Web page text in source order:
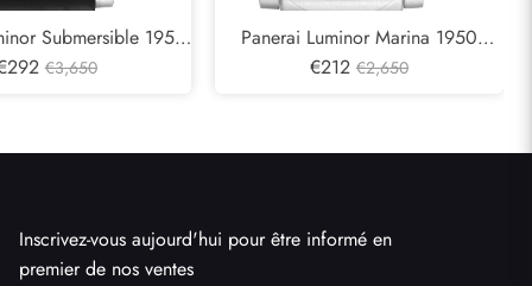
Submersible 1950
homme en titane
€3,650
Panerai Luminor Marina 1950
Montre en acier à cadran bleu
€212 €2,650
Inscrivez-vous aujourd'hui pour être informé en
premier de nos ventes